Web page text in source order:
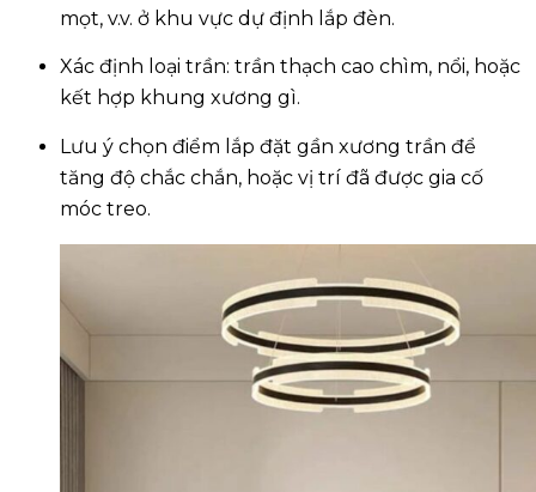
mọt, v.v. ở khu vực dự định lắp đèn.
Xác định loại trần: trần thạch cao chìm, nổi, hoặc
kết hợp khung xương gì.
Lưu ý chọn điểm lắp đặt gần xương trần để
tăng độ chắc chắn, hoặc vị trí đã được gia cố
móc treo.